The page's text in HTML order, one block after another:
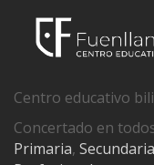
Centro educativo
Concertado en
Primaria, Secundaria